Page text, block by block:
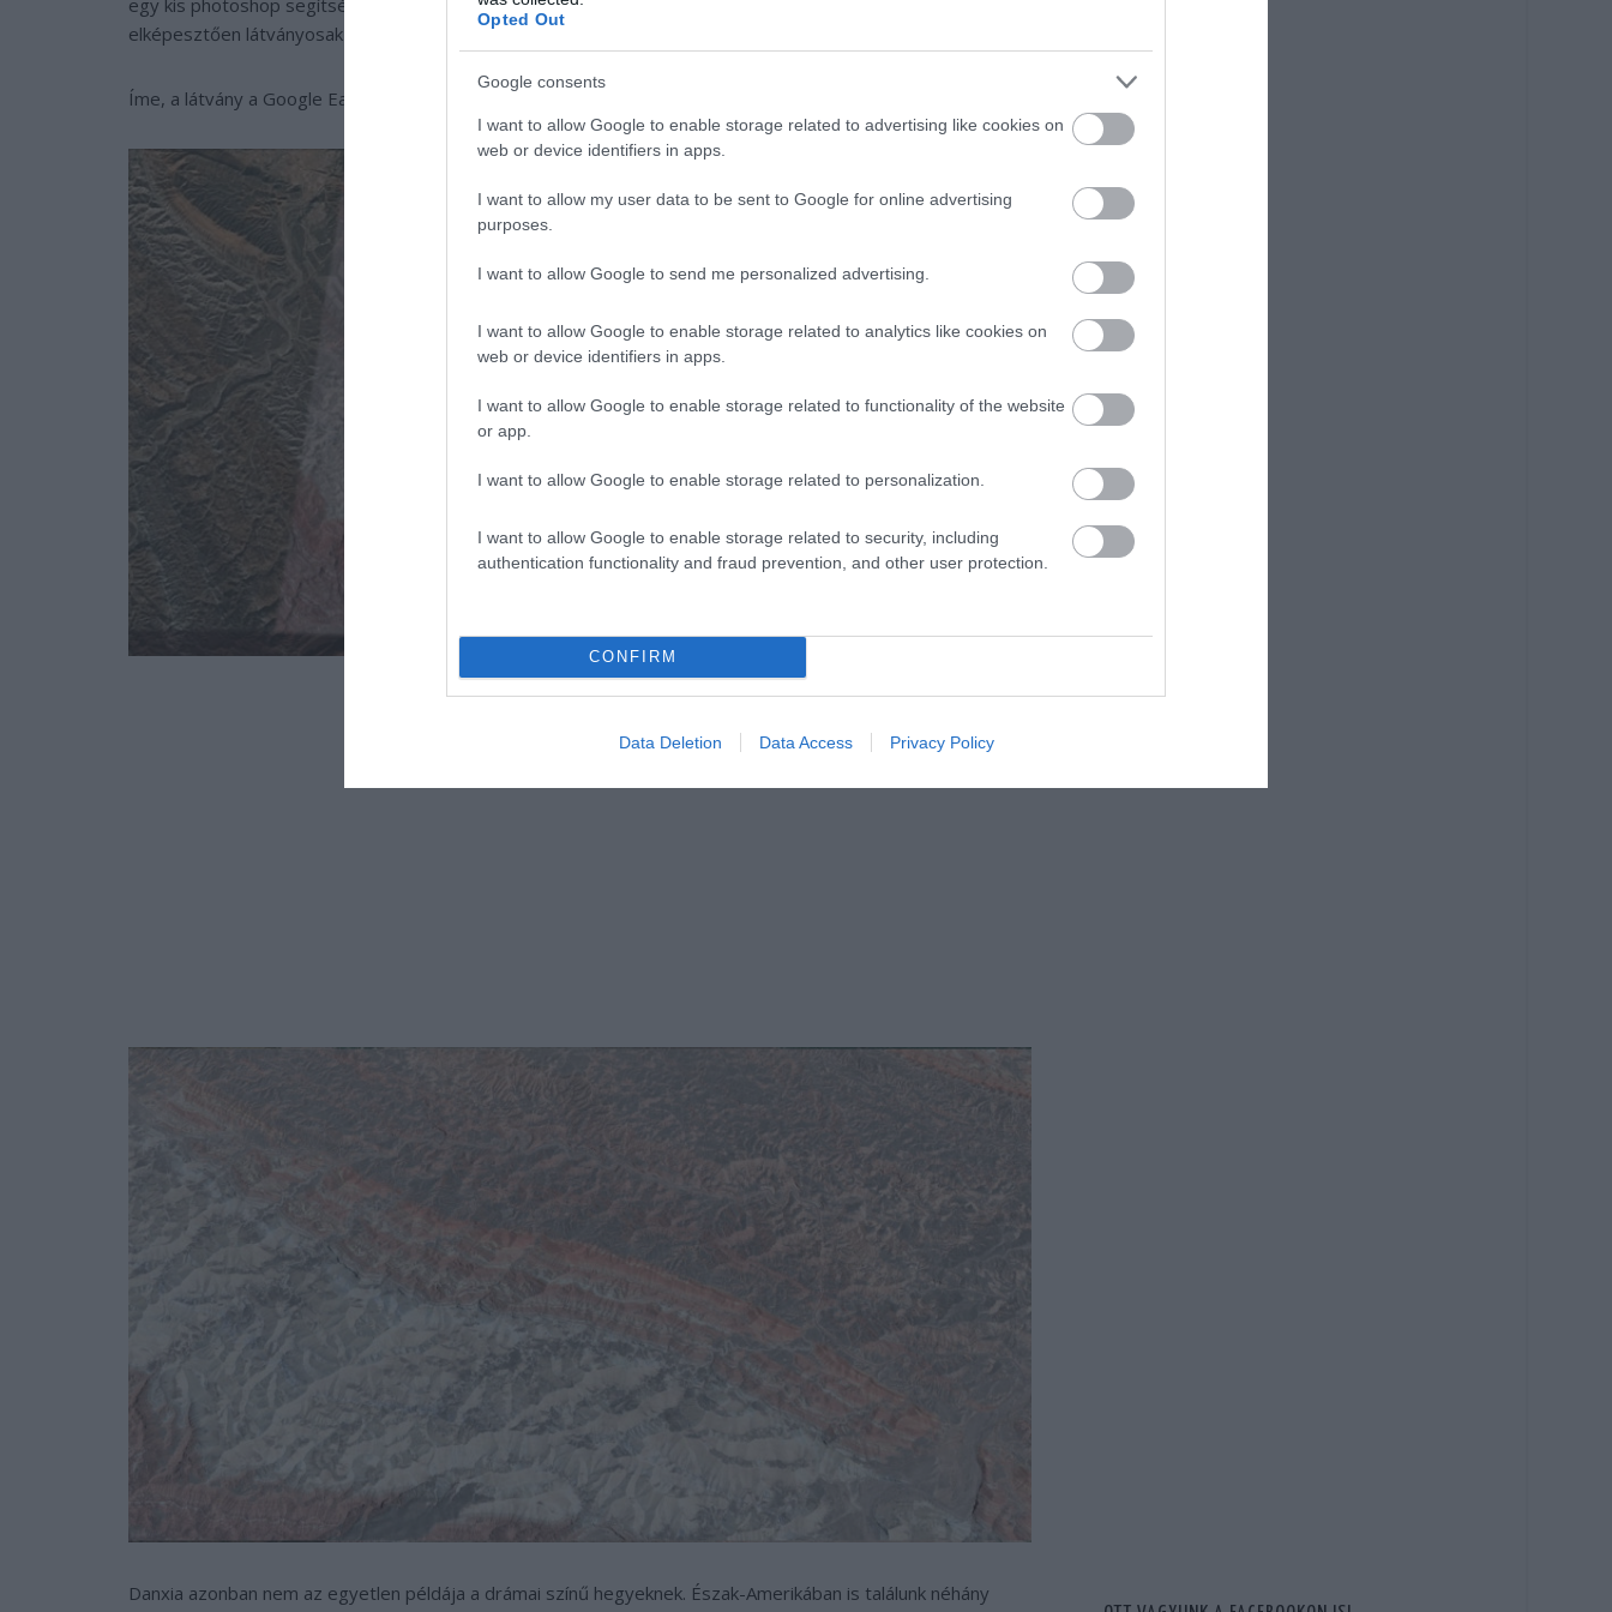
Opted Out
Google consents
I want to allow Google to enable storage related to advertising like cookies on
web or device identifiers in apps.
I want to allow my user data to be sent to Google for online advertising
purposes.
I want to allow Google to send me personalized advertising.
I want to allow Google to enable storage related to analytics like cookies on
web or device identifiers in apps.
I want to allow Google to enable storage related to functionality of the website
or app.
I want to allow Google to enable storage related to personalization.
I want to allow Google to enable storage related to security, including
authentication functionality and fraud prevention, and other user protection.
CONFIRM
Data Deletion Data Access Privacy Policy
elképesztően látványosak a színes hegyek!
Íme, a látvány a Google Earth-ön:
Danxia azonban nem az egyetlen példája a drámai színű hegyeknek. Észak-Amerikában is találunk néhány